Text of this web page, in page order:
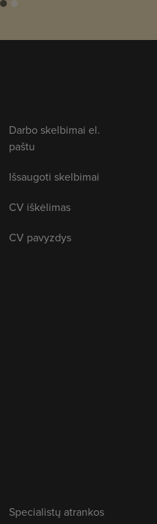
Darbo skelbimai el.
paštu
Išsaugoti skelbimai
CV iškėlimas
CV pavyzdys
Specialistų atrankos